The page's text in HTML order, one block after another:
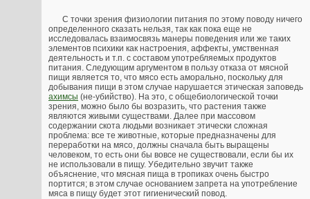
С точки зрения физиологии питания по этому поводу ничего
определенного сказать нельзя, так как пока еще не
исследовалась взаимосвязь манеры поведения или же таких
элементов психики как настроения, аффекты, умственная
деятельность и т.п. с составом употребляемых продуктов
питания. Следующим аргументом в пользу отказа от мясной
пищи является то, что мясо есть аморально, поскольку для
добывания пищи в этом случае нарушается этическая заповедь
ахимсы (не-убийство). На это, с общебиологической точки
зрения, можно было бы возразить, что растения также
являются живыми существами. Далее при массовом
содержании скота людьми возникает этически сложная
проблема: все те животные, которые предназначены для
переработки на мясо, должны сначала быть выращены
человеком, то есть они бы вовсе не существовали, если бы их
не использовали в пищу. Убедительно звучит также
объяснение, что мясная пища в тропиках очень быстро
портится; в этом случае основанием запрета на употребление
мяса в пищу будет этот гигиенический повод.